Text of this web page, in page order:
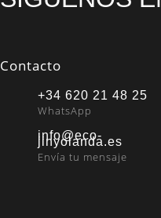
Contacto
+34 620 21 48 25
WhatsApp
info@eco-
jinyolanda.es
Envía tu mensaje